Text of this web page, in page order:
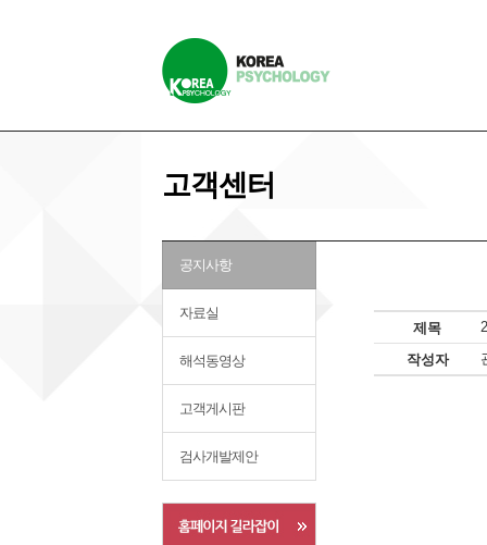
고객센터
공지사항
자료실
해석동영상
고객게시판
검사개발제안
제목
작성자